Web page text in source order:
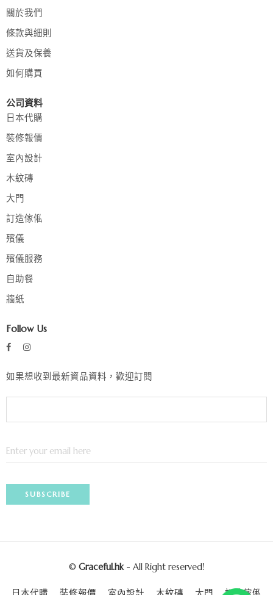
關於我們
條款與細則
送貨及保養
如何購買
公司資料
日本代購
裝修報價
室內設計
木紋磚
大門
訂造傢俬
殯儀
殯儀服務
自助餐
牆紙
Follow Us
如果想收到最新資品資料，歡迎訂閱
© Graceful.hk- All Right reserved!